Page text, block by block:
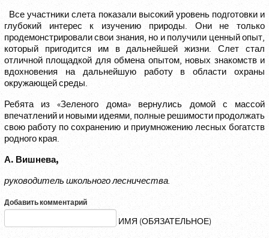
Все участники слета показали высокий уровень подготовки и
глубокий интерес к изучению природы. Они не только
продемонстрировали свои знания, но и получили ценный опыт,
который пригодится им в дальнейшей жизни. Слет стал
отличной площадкой для обмена опытом, новых знакомств и
вдохновения на дальнейшую работу в области охраны
окружающей среды.
Ребята из «Зеленого дома» вернулись домой с массой
впечатлений и новыми идеями, полные решимости продолжать
свою работу по сохранению и приумножению лесных богатств
родного края.
А. Вишнева,
руководитель школьного лесничества.
Добавить комментарий
ИМЯ (ОБЯЗАТЕЛЬНОЕ)